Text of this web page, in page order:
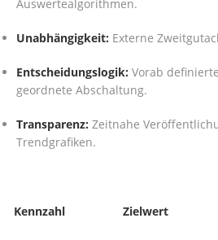
Auswertealgorithmen.
Unabhängigkeit: Externe
Entscheidungslogik: Vorab
geordnete Abschaltung.
Transparenz: Zeitnahe
Trendgrafiken.
Kennzahl Zielwert